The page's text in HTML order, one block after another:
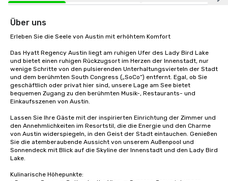
Über uns
Erleben Sie die Seele von Austin mit erhöhtem Komfort
Das Hyatt Regency Austin liegt am ruhigen Ufer des Lady Bird Lake
und bietet einen ruhigen Rückzugsort im Herzen der Innenstadt, nur
wenige Schritte von den pulsierenden Unterhaltungsvierteln der Stadt
und dem berühmten South Congress („SoCo“) entfernt. Egal, ob Sie
geschäftlich oder privat hier sind, unsere Lage am See bietet
bequemen Zugang zu den berühmten Musik-, Restaurants- und
Einkaufsszenen von Austin.
Lassen Sie Ihre Gäste mit der inspirierten Einrichtung der Zimmer und
den Annehmlichkeiten im Resortstil, die die Energie und den Charme
von Austin widerspiegeln, in den Geist der Stadt eintauchen. Genießen
Sie die atemberaubende Aussicht von unserem Außenpool und
Sonnendeck mit Blick auf die Skyline der Innenstadt und den Lady Bird
Lake.
Kulinarische Höhepunkte: